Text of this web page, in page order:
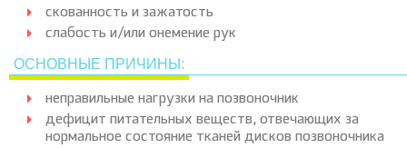
скованность и зажатость
слабость и/или онемение рук
ОСНОВНЫЕ ПРИЧИНЫ:
неправильные нагрузки на позвоночник
дефицит питательных веществ, отвечающих за
нормальное состояние тканей дисков позвоночника